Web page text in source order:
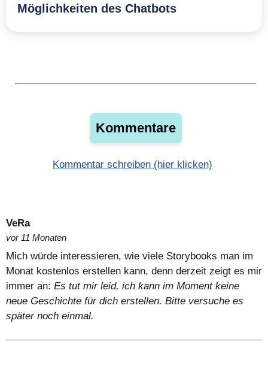
Möglichkeiten des Chatbots
Kommentare
Kommentar schreiben (hier klicken)
VeRa
vor 11 Monaten
Mich würde interessieren, wie viele Storybooks man im
Monat kostenlos erstellen kann, denn derzeit zeigt es mir
immer an: Es tut mir leid, ich kann im Moment keine
neue Geschichte für dich erstellen. Bitte versuche es
später noch einmal.